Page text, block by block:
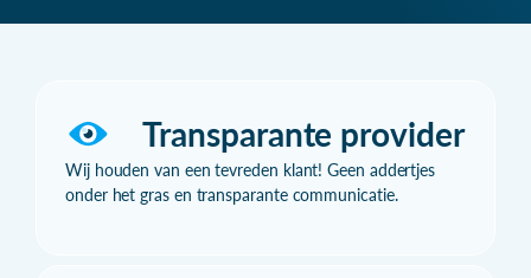
Transparante provider
Wij houden van een tevreden klant! Geen addertjes
onder het gras en transparante communicatie.